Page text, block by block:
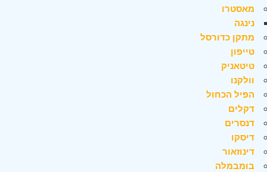
מאסטרו
נינגה
מתקן כדורסל
טייפון
טיטאניק
וולקנו
הפיל הכחול
דקלים
דנסרים
דיסקו
דינוזאור
בומבמלה